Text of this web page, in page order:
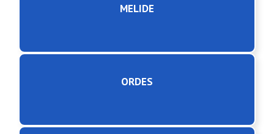
MELIDE
ORDES